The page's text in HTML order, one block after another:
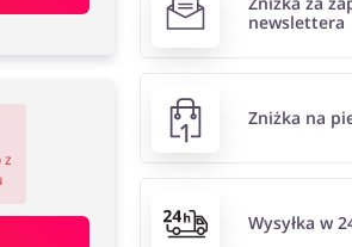
z
newslettera
Zniżka na
Wysyłka w